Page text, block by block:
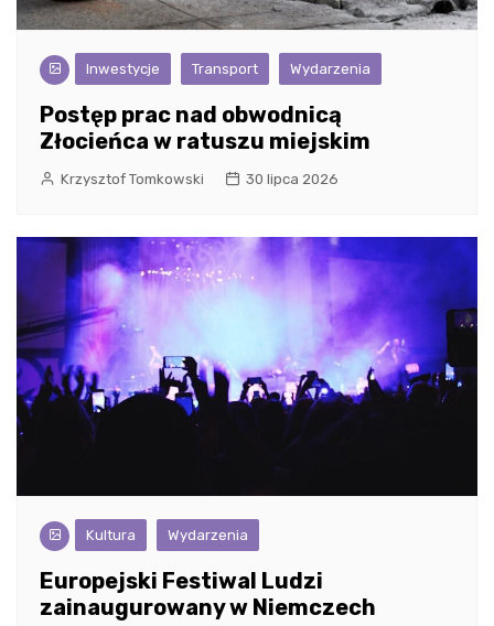
Inwestycje Transport Wydarzenia
Postęp prac nad obwodnicą
Złocieńca w ratuszu miejskim
Krzysztof Tomkowski 30 lipca 2026
Kultura Wydarzenia
Europejski Festiwal Ludzi
zainaugurowany w Niemczech